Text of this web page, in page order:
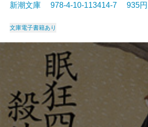
新潮文庫 978-4-10-113414-7 935
文庫電子書籍あり